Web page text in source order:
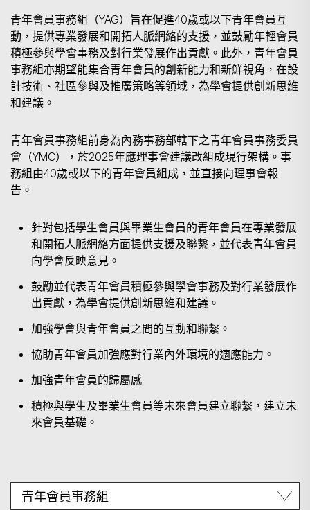
青年會員事務組（YAG）旨在促進40歲或以下青年會員互
動，提供專業發展和開拓人脈網絡的支援，並鼓勵年輕會員
積極參與學會事務及對行業發展作出貢獻。此外，青年會員
事務組亦期望能集合青年會員的創新能力和新鮮視角，在設
計技術、社區參與及推廣策略等領域，為學會提供創新思維
和建議。
青年會員事務組前身為內務事務部轄下之青年會員事務委員
會（YMC），於2025年應理事會建議改組成現行架構。事
務組由40歲或以下的青年會員組成，並直接向理事會報
告。
針對包括學生會員與畢業生會員的青年會員在專業發展
和開拓人脈網絡方面提供支援及聯繫，並代表青年會員
向學會反映意見。
鼓勵並代表青年會員積極參與學會事務及對行業發展作
出貢獻，為學會提供創新思維和建議。
加強學會與青年會員之間的互動和聯繫。
協助青年會員加強應對行業內外環境的適應能力。
加強青年會員的歸屬感
積極與學生及畢業生會員等未來會員建立聯繫，建立未
來會員基礎。